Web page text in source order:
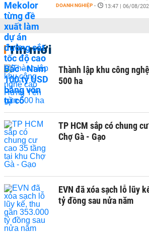
DOANH NGHIỆP - 13:47 | 06/08/
Tin mới
Thành lập khu công
500 ha
TP HCM sắp có chung
Chợ Gà - Gạo
EVN đã xóa sạch lỗ lũy
tỷ đồng sau nửa năm